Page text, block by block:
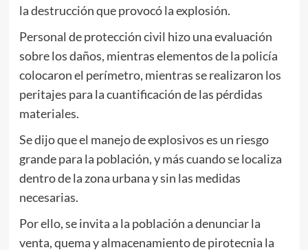
la destrucción que provocó la explosión.
Personal de protección civil hizo una evaluación
sobre los daños, mientras elementos de la policía
colocaron el perímetro, mientras se realizaron los
peritajes para la cuantificación de las pérdidas
materiales.
Se dijo que el manejo de explosivos es un riesgo
grande para la población, y más cuando se localiza
dentro de la zona urbana y sin las medidas
necesarias.
Por ello, se invita a la población a denunciar la
venta, quema y almacenamiento de pirotecnia la